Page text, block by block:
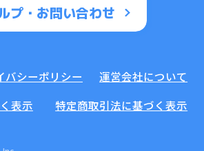
プ・お問い合わせ
バシーポリシー
運営会社について
表示
特定商取引法に基づく表示